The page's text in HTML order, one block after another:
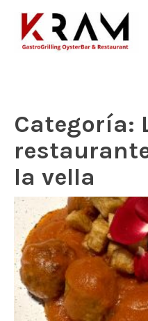
Categoría:
la vella